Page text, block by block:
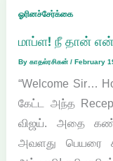
ஓரினச்சேர்க்கை
மாப்ள! நீ தான்
Byகாதல்ரசிகன்/February
“Welcome Sir…
கேட்ட அந்த
விஜய். அதை
அவளது பெயரை